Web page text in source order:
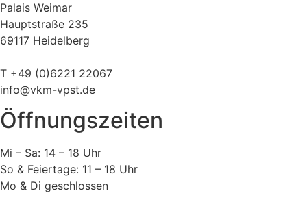
Palais Weimar
Hauptstraße 235
69117 Heidelberg
T +49 (0)6221 22067
info@vkm-vpst.de
Öffnungszeiten
Mi – Sa: 14 – 18 Uhr
So & Feiertage: 11 – 18 Uhr
Mo & Di geschlossen